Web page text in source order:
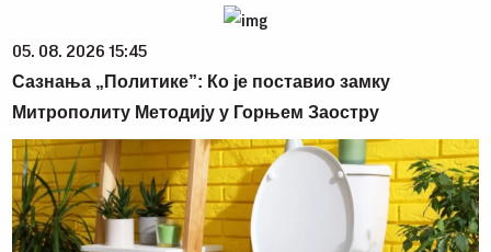
05. 08. 2026 15:45
Сазнања „Политике”: Ко је поставио замку
Митрополиту Методију у Горњем Заостру